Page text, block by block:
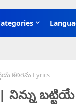
కలిగెను Lyrics
బట్టియే